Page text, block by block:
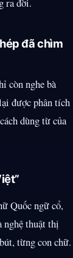
ra đời.
đã chìm
còn nghe bà
được phân tích
dùng từ của
Quốc ngữ cổ,
nghệ thuật thị
từng con chữ.